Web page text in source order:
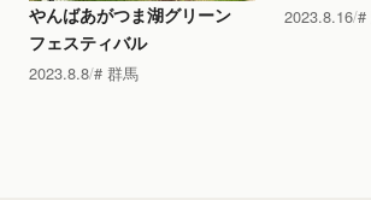
やんばあがつま湖グリーン
フェスティバル
2023.8.8 群馬
2023.8.16